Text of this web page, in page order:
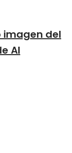
imagen del
Al